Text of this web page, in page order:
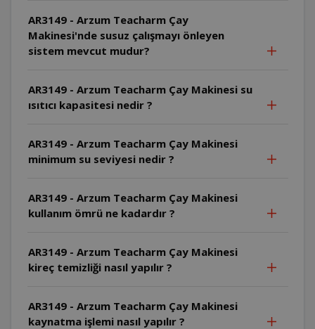
AR3149 - Arzum Teacharm Çay
Makinesi'nde susuz çalışmayı önleyen
sistem mevcut mudur?
AR3149 - Arzum Teacharm Çay Makinesi su
ısıtıcı kapasitesi nedir ?
AR3149 - Arzum Teacharm Çay Makinesi
minimum su seviyesi nedir ?
AR3149 - Arzum Teacharm Çay Makinesi
kullanım ömrü ne kadardır ?
AR3149 - Arzum Teacharm Çay Makinesi
kireç temizliği nasıl yapılır ?
AR3149 - Arzum Teacharm Çay Makinesi
kaynatma işlemi nasıl yapılır ?